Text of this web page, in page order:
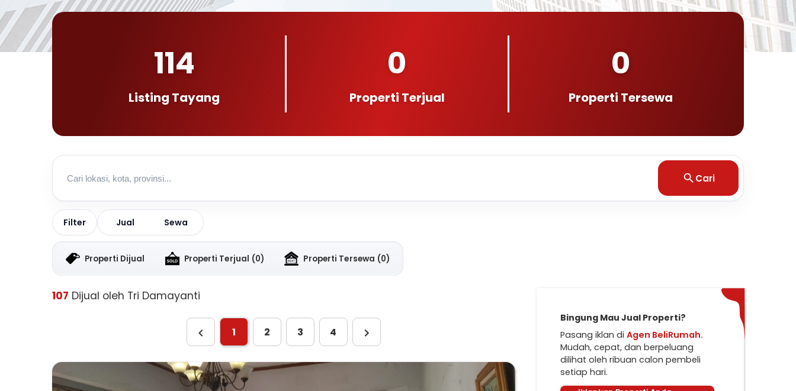
114
Listing Tayang
0
Properti Terjual
0
Properti Tersewa
Cari
Filter Jual Sewa
Properti Dijual Properti Terjual (0) Properti Tersewa (0)
107 Dijual oleh Tri Damayanti
1 2 3 4
Bingung Mau Jual Properti?
Pasang iklan di Agen BeliRumah.
Mudah, cepat, dan berpeluang
dilihat oleh ribuan calon pembeli
setiap hari.